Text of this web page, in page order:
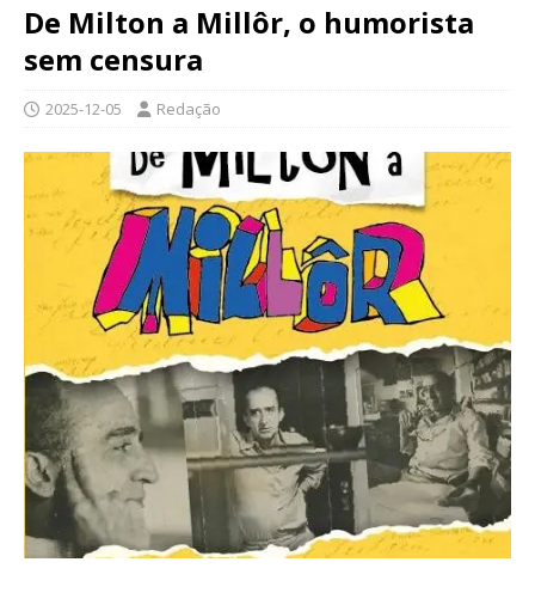
De Milton a Millôr, o humorista
sem censura
2025-12-05 Redação